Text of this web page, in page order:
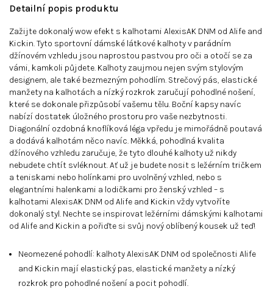
Detailní popis produktu
Zažijte dokonalý wow efekt s kalhotami AlexisAK DNM od Alife and
Kickin. Tyto sportovní dámské látkové kalhoty v parádním
džínovém vzhledu jsou naprostou pastvou pro oči a otočí se za
vámi, kamkoli půjdete. Kalhoty zaujmou nejen svým stylovým
designem, ale také bezmezným pohodlím. Strečový pás, elastické
manžety na kalhotách a nízký rozkrok zaručují pohodlné nošení,
které se dokonale přizpůsobí vašemu tělu. Boční kapsy navíc
nabízí dostatek úložného prostoru pro vaše nezbytnosti.
Diagonální ozdobná knoflíková léga vpředu je mimořádně poutavá
a dodává kalhotám něco navíc. Měkká, pohodlná kvalita
džínového vzhledu zaručuje, že tyto dlouhé kalhoty už nikdy
nebudete chtít svléknout. Ať už je budete nosit s ležérním tričkem
a teniskami nebo holínkami pro uvolněný vzhled, nebo s
elegantními halenkami a lodičkami pro ženský vzhled – s
kalhotami AlexisAK DNM od Alife and Kickin vždy vytvoříte
dokonalý styl. Nechte se inspirovat ležérními dámskými kalhotami
od Alife and Kickin a pořiďte si svůj nový oblíbený kousek už teď!
Neomezené pohodlí: kalhoty AlexisAK DNM od společnosti Alife
and Kickin mají elastický pas, elastické manžety a nízký
rozkrok pro pohodlné nošení a pocit pohodlí.